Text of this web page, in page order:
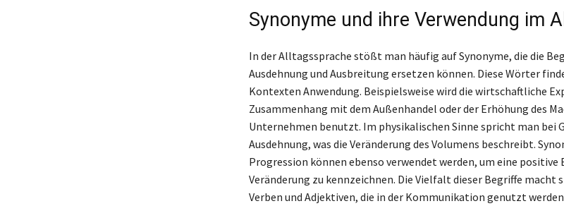
Synonyme und ihre Verwendung im
In der Alltagssprache stößt man häufig auf Synonyme, die die
Ausdehnung und Ausbreitung ersetzen können. Diese Wörter
Kontexten Anwendung. Beispielsweise wird die wirtschaftliche
Zusammenhang mit dem Außenhandel oder der Erhöhung des
Unternehmen benutzt. Im physikalischen Sinne spricht man bei
Ausdehnung, was die Veränderung des Volumens beschreibt.
Progression können ebenso verwendet werden, um eine positive
Veränderung zu kennzeichnen. Die Vielfalt dieser Begriffe macht
Verben und Adjektiven, die in der Kommunikation genutzt